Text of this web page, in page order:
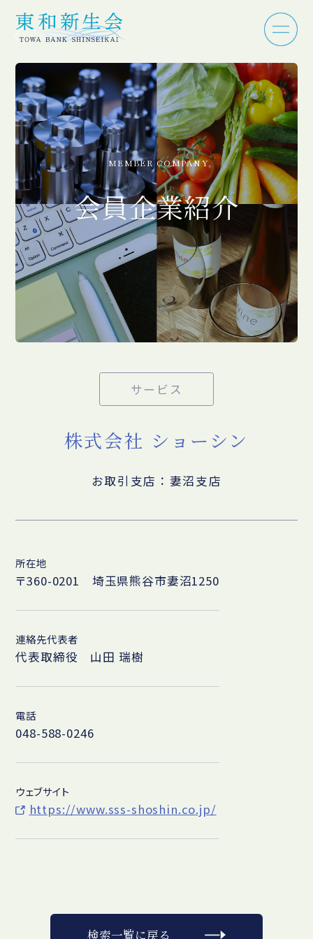
MEMBER COMPANY
会員企業紹介
サービス
株式会社 ショーシン
お取引支店：妻沼支店
所在地
〒360-0201 埼玉県熊谷市妻沼1250
連絡先代表者
代表取締役 山田 瑞樹
電話
048-588-0246
ウェブサイト
https://www.sss-shoshin.co.jp/
検索一覧に戻る